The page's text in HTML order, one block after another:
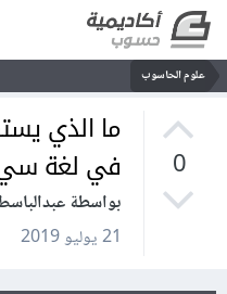
علوم الحاسوب
0
في لغة
بواسطة
21 يوليو 2019